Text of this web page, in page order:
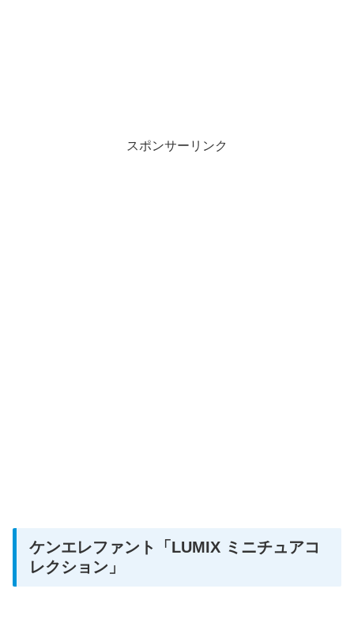
スポンサーリンク
ケンエレファント
「LUMIX ミニチュアコ
レクション」